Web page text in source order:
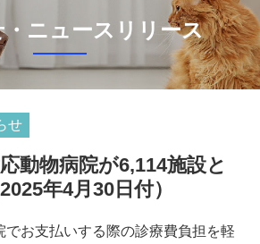
ニュースリリース
せ
動物病院が6,114施設と
年4月30日付）
でお支払いする際の診療費負担を軽